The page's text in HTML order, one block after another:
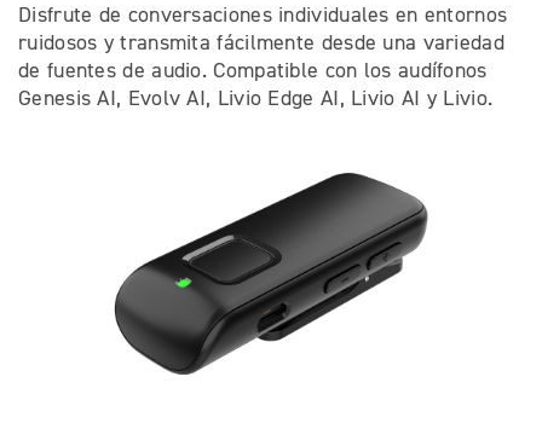
Disfrute de conversaciones individuales en entornos
ruidosos y transmita fácilmente desde una variedad
de fuentes de audio. Compatible con los audífonos
Genesis AI, Evolv AI, Livio Edge AI, Livio AI y Livio.